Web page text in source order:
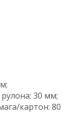
30 мм;
картон: 80